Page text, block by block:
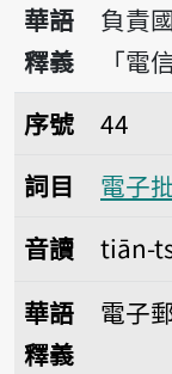
華語
釋義
負責
「電
序號44電子批
序號
44
詞目
電子
音讀
tiān-
華語
釋義
電子